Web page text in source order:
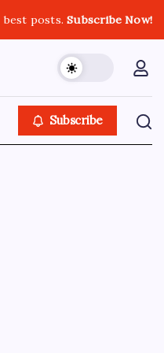
best posts.Subscribe Now!
Subscribe